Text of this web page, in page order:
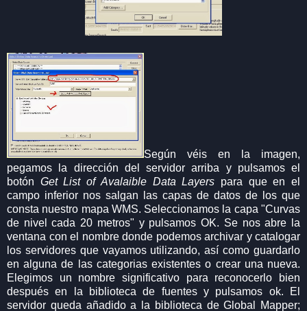
Según véis en la imagen,
pegamos la dirección del servidor arriba y pulsamos el
botón Get List of Avalaible Data Layers para que en el
campo inferior nos salgan las capas de datos de los que
consta nuestro mapa WMS. Seleccionamos la capa "Curvas
de nivel cada 20 metros" y pulsamos OK. Se nos abre la
ventana con el nombre donde podemos archivar y catalogar
los servidores que vayamos utilizando, así como guardarlo
en alguna de las categorias existentes o crear una nueva.
Elegimos un nombre significativo para reconocerlo bien
después en la biblioteca de fuentes y pulsamos ok. El
servidor queda añadido a la biblioteca de Global Mapper;